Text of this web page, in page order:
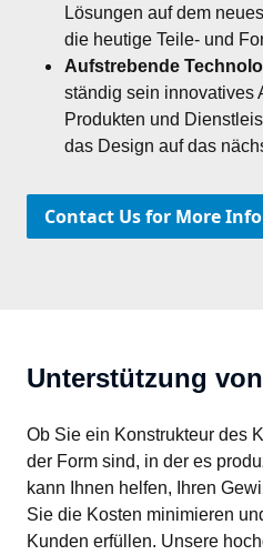
Lösungen auf dem
die heutige Teile- und
Aufstrebende
ständig sein innovatives
Produkten und
das Design auf das
Contact Us for More
Unterstützung
Ob Sie ein Konstrukteur des
der Form sind, in der es
kann Ihnen helfen, Ihren
Sie die Kosten minimieren
Kunden erfüllen. Unsere